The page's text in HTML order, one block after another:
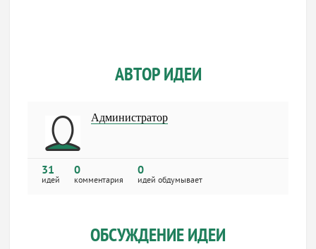
АВТОР ИДЕИ
Администратор
31
идей
0
комментария
0
идей обдумывает
ОБСУЖДЕНИЕ ИДЕИ